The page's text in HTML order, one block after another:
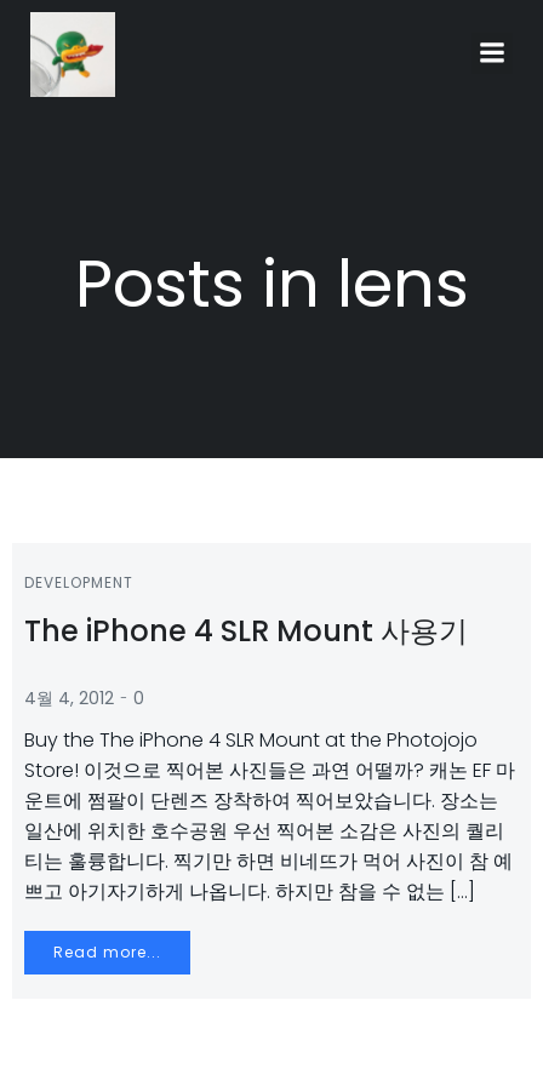
Posts in lens
DEVELOPMENT
The iPhone 4 SLR Mount 사용기
4월 4, 2012 - 0
Buy the The iPhone 4 SLR Mount at the Photojojo
Store! 이것으로 찍어본 사진들은 과연 어떨까? 캐논 EF 마
운트에 쩜팔이 단렌즈 장착하여 찍어보았습니다. 장소는
일산에 위치한 호수공원 우선 찍어본 소감은 사진의 퀄리
티는 훌륭합니다. 찍기만 하면 비네뜨가 먹어 사진이 참 예
쁘고 아기자기하게 나옵니다. 하지만 참을 수 없는 […]
Read more...